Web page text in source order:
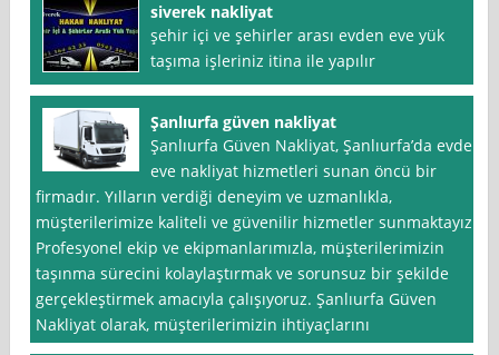
siverek nakliyat
şehir içi ve şehirler arası evden eve yük
taşıma işleriniz itina ile yapılır
Şanlıurfa güven nakliyat
Şanlıurfa Güven Nakliyat, Şanlıurfa’da evden
eve nakliyat hizmetleri sunan öncü bir
firmadır. Yılların verdiği deneyim ve uzmanlıkla,
müşterilerimize kaliteli ve güvenilir hizmetler sunmaktayız.
Profesyonel ekip ve ekipmanlarımızla, müşterilerimizin
taşınma sürecini kolaylaştırmak ve sorunsuz bir şekilde
gerçekleştirmek amacıyla çalışıyoruz. Şanlıurfa Güven
Nakliyat olarak, müşterilerimizin ihtiyaçlarını